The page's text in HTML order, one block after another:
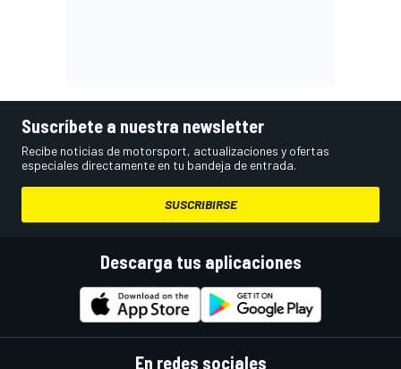
Suscríbete a nuestra newsletter
Recibe noticias de motorsport, actualizaciones y ofertas
especiales directamente en tu bandeja de entrada.
SUSCRIBIRSE
Descarga tus aplicaciones
En redes sociales